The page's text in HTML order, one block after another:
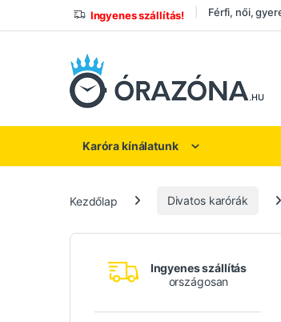
Ugrás a navigációhoz
Ugrás a tartalomhozIngyenes szállítás! Férfi, női,
Karóra kínálatunk
Kezdőlap Divatos karórák
Ingyenes szállítás
országosan